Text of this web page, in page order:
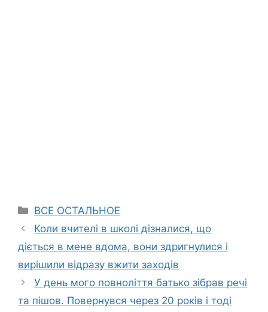
Categories
ВСЕ ОСТАЛЬНОЕ
Коли вчителі в школі дізналися, що
діється в мене вдома, вони здригнулися і
вирішили відразу вжити заходів
У день мого повноліття батько зібрав речі
та пішов. Повернувся через 20 років і тоді